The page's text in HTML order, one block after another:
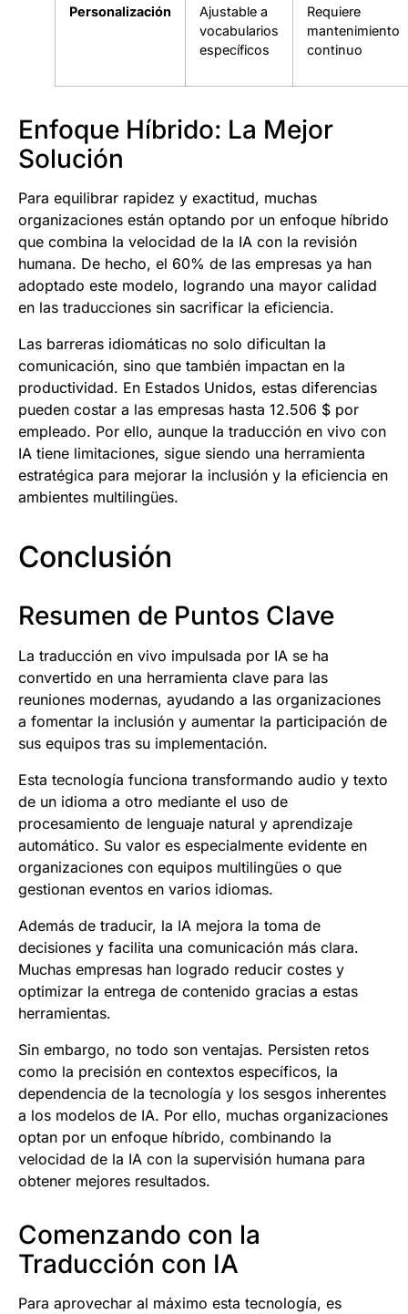
Personalización
Ajustable a
vocabularios
específicos
Requiere
mantenimiento
continuo
Enfoque Híbrido: La Mejor
Solución
Para equilibrar rapidez y exactitud, muchas
organizaciones están optando por un enfoque híbrido
que combina la velocidad de la IA con la revisión
humana. De hecho, el 60% de las empresas ya han
adoptado este modelo, logrando una mayor calidad
en las traducciones sin sacrificar la eficiencia.
Las barreras idiomáticas no solo dificultan la
comunicación, sino que también impactan en la
productividad. En Estados Unidos, estas diferencias
pueden costar a las empresas hasta 12.506 $ por
empleado. Por ello, aunque la traducción en vivo con
IA tiene limitaciones, sigue siendo una herramienta
estratégica para mejorar la inclusión y la eficiencia en
ambientes multilingües.
Conclusión
Resumen de Puntos Clave
La traducción en vivo impulsada por IA se ha
convertido en una herramienta clave para las
reuniones modernas, ayudando a las organizaciones
a fomentar la inclusión y aumentar la participación de
sus equipos tras su implementación.
Esta tecnología funciona transformando audio y texto
de un idioma a otro mediante el uso de
procesamiento de lenguaje natural y aprendizaje
automático. Su valor es especialmente evidente en
organizaciones con equipos multilingües o que
gestionan eventos en varios idiomas.
Además de traducir, la IA mejora la toma de
decisiones y facilita una comunicación más clara.
Muchas empresas han logrado reducir costes y
optimizar la entrega de contenido gracias a estas
herramientas.
Sin embargo, no todo son ventajas. Persisten retos
como la precisión en contextos específicos, la
dependencia de la tecnología y los sesgos inherentes
a los modelos de IA. Por ello, muchas organizaciones
optan por un enfoque híbrido, combinando la
velocidad de la IA con la supervisión humana para
obtener mejores resultados.
Comenzando con la
Traducción con IA
Para aprovechar al máximo esta tecnología, es